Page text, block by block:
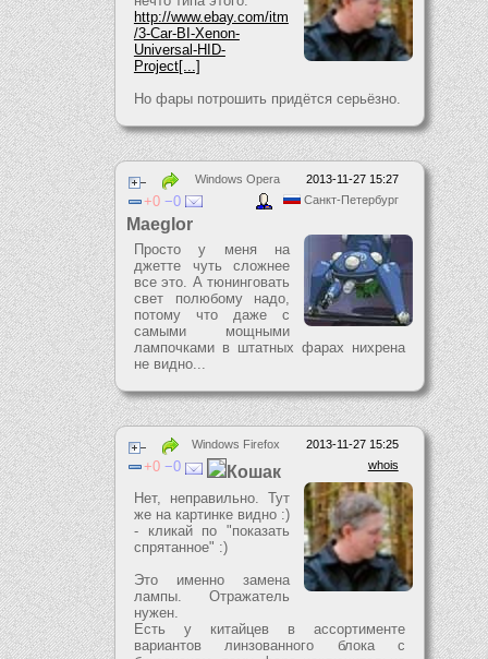
http://www.ebay.com/itm
/3-Car-BI-Xenon-
Universal-HID-
Project[...]
Но фары потрошить придётся серьёзно.
2013-11-27 15:27
Windows Opera
Санкт-Петербург
0 0
Maeglor
Просто у меня на
джетте чуть сложнее
все это. А тюнинговать
свет полюбому надо,
потому что даже с
самыми мощными
лампочками в штатных фарах нихрена
не видно...
2013-11-27 15:25
Windows Firefox
whois
0 0 Кошак
Нет, неправильно. Тут
же на картинке видно :)
- кликай по "показать
спрятанное" :)
Это именно замена
лампы. Отражатель
нужен.
Есть у китайцев в ассортименте
вариантов линзованного блока с